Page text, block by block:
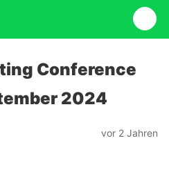
Conference
2024
vor 2 Jahren